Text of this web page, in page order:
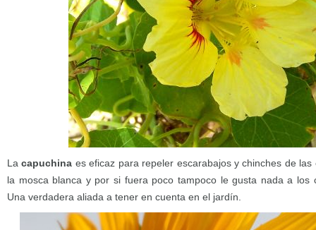
La capuchina es eficaz para repeler escarabajos y chinches de
la mosca blanca y por si fuera poco tampoco le gusta nada a los
Una verdadera aliada a tener en cuenta en el jardín.